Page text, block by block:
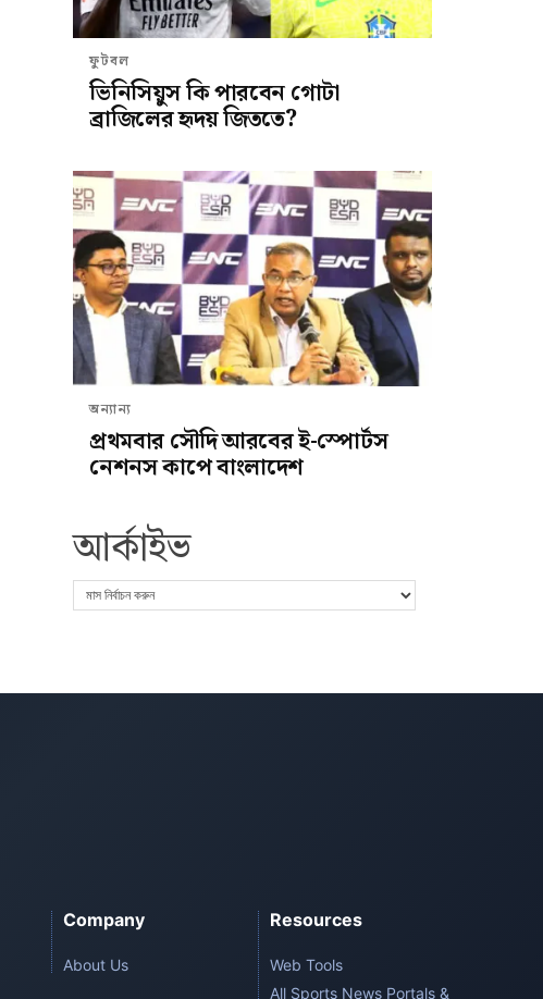
ফুটবল
ভিনিসিয়ুস কি পারবেন গোটা
ব্রাজিলের হৃদয় জিততে?
অন্যান্য
প্রথমবার সৌদি আরবের ই-স্পোর্টস
নেশনস কাপে বাংলাদেশ
আর্কাইভ
Company
About Us
Resources
Web Tools
All Sports News Portals &